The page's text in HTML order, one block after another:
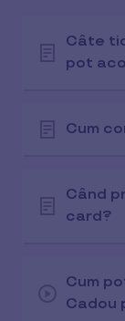
Câte
pot
Cum
Când
card?
Cum
Cadou